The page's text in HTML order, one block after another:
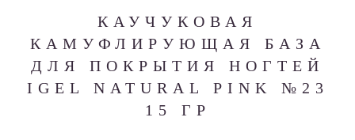
КАУЧУКОВАЯ
КАМУФЛИРУЮЩАЯ БАЗА
ДЛЯ ПОКРЫТИЯ НОГТЕЙ
IGEL NATURAL PINK №23
15 ГР